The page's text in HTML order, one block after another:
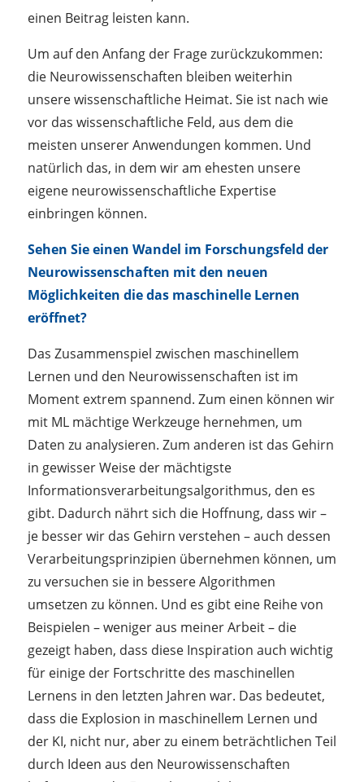
einen Beitrag leisten kann.
Um auf den Anfang der Frage zurückzukommen:
die Neurowissenschaften bleiben weiterhin
unsere wissenschaftliche Heimat. Sie ist nach wie
vor das wissenschaftliche Feld, aus dem die
meisten unserer Anwendungen kommen. Und
natürlich das, in dem wir am ehesten unsere
eigene neurowissenschaftliche Expertise
einbringen können.
Sehen Sie einen Wandel im Forschungsfeld der
Neurowissenschaften mit den neuen
Möglichkeiten die das maschinelle Lernen
eröffnet?
Das Zusammenspiel zwischen maschinellem
Lernen und den Neurowissenschaften ist im
Moment extrem spannend. Zum einen können wir
mit ML mächtige Werkzeuge hernehmen, um
Daten zu analysieren. Zum anderen ist das Gehirn
in gewisser Weise der mächtigste
Informationsverarbeitungsalgorithmus, den es
gibt. Dadurch nährt sich die Hoffnung, dass wir –
je besser wir das Gehirn verstehen – auch dessen
Verarbeitungsprinzipien übernehmen können, um
zu versuchen sie in bessere Algorithmen
umsetzen zu können. Und es gibt eine Reihe von
Beispielen – weniger aus meiner Arbeit – die
gezeigt haben, dass diese Inspiration auch wichtig
für einige der Fortschritte des maschinellen
Lernens in den letzten Jahren war. Das bedeutet,
dass die Explosion in maschinellem Lernen und
der KI, nicht nur, aber zu einem beträchtlichen Teil
durch Ideen aus den Neurowissenschaften